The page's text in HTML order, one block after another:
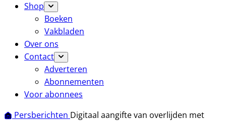
Shop
Boeken
Vakbladen
Over ons
Contact
Adverteren
Abonnementen
Voor abonnees
Persberichten Digitaal aangifte van overlijden met